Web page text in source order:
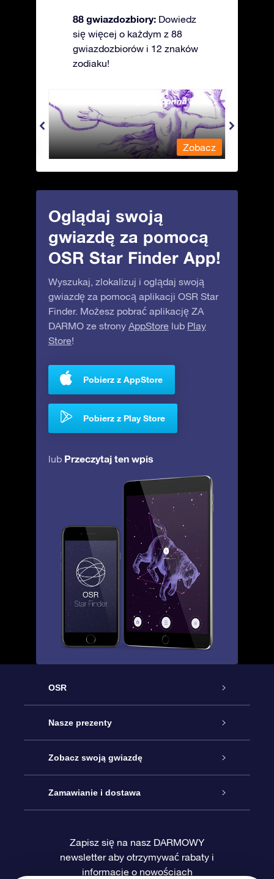
88 gwiazdozbiory: Dowiedz
się więcej o każdym z 88
gwiazdozbiorów i 12 znaków
zodiaku!
Andromeda - Związana panna
Zobacz
Oglądaj swoją
gwiazdę za pomocą
OSR Star Finder App!
Wyszukaj, zlokalizuj i oglądaj swoją
gwiazdę za pomocą aplikacji OSR Star
Finder. Możesz pobrać aplikację ZA
DARMO ze strony AppStore lub Play
Store!
Pobierz z AppStore
Pobierz z Play Store
lub Przeczytaj ten wpis
OSR
Obsługa
Kontakt
Blog
Recenzje
Nasze prezenty
Podarunek Gwiazda Online
Pakiet Podarunkowy OSR
Karta podarunkowa OSR
Zobacz swoją gwiazdę
Rejestr Gwiazd
Sprsonalizowana Strona Gwiazdy
Zamawianie i dostawa
Metody płatności
Zapisz się na nasz DARMOWY
newsletter aby otrzymywać rabaty i
informacje o nowościach